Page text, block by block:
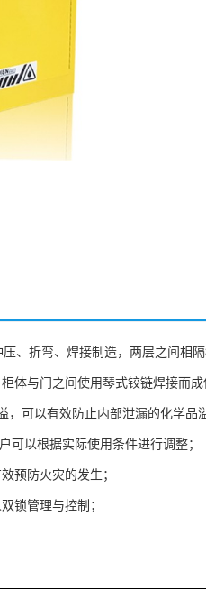
、折弯、焊接制造，两层之间相
体与门之间使用琴式铰链焊接而成
可以有效防止内部泄漏的化学品
可以根据实际使用条件进行调整；
预防火灾的发生；
锁管理与控制；